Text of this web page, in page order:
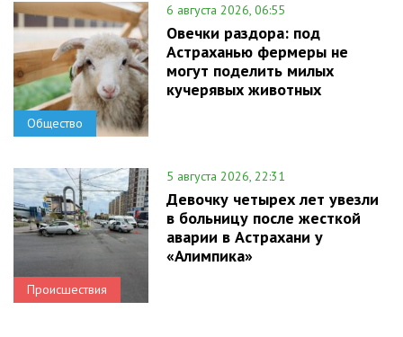
Общество
6 августа 2026, 06:55
Овечки раздора: под
Астраханью фермеры не
могут поделить милых
кучерявых животных
Происшествия
5 августа 2026, 22:31
Девочку четырех лет увезли
в больницу после жесткой
аварии в Астрахани у
«Алимпика»